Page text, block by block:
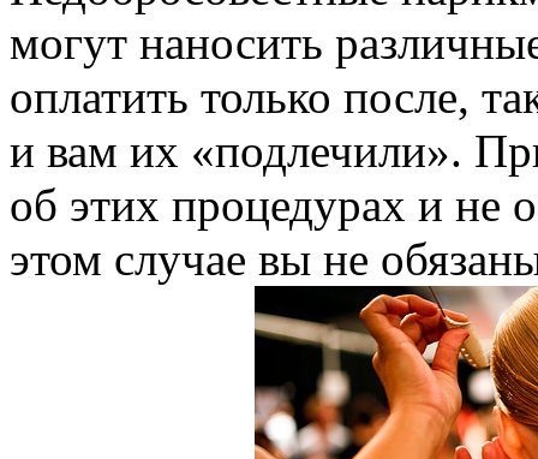
могут наносить
оплатить только после,
и вам их «подлечили».
об этих процедурах и не
этом случае вы не